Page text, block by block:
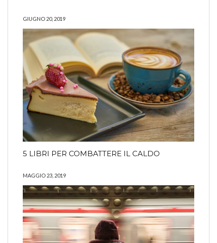
GIUGNO 20, 2019
5 LIBRI PER COMBATTERE IL CALDO
MAGGIO 23, 2019